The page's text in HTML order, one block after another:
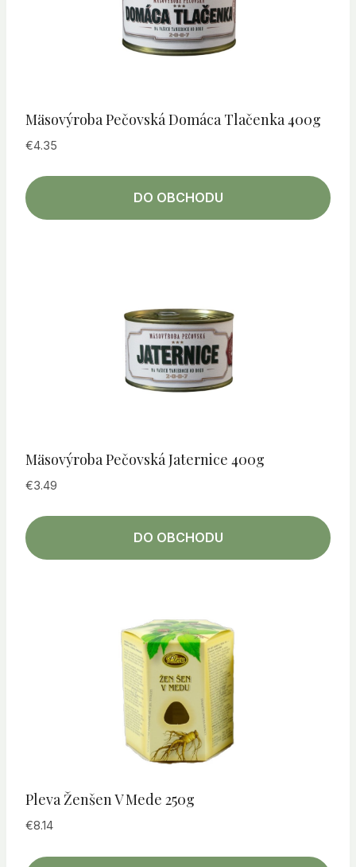
Mäsovýroba Pečovská Domáca Tlačenka 400g
€4.35
DO OBCHODU
Mäsovýroba Pečovská Jaternice 400g
€3.49
DO OBCHODU
Pleva Ženšen V Mede 250g
€8.14